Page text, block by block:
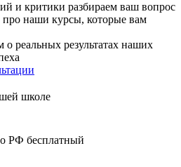
и критики разбираем ваш вопрос
про наши курсы, которые вам
о реальных результатах наших
школе
РФ бесплатный